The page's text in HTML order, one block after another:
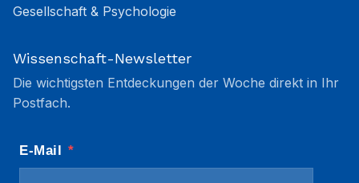
Gesellschaft & Psychologie
Wissenschaft-Newsletter
Die wichtigsten Entdeckungen der Woche direkt in Ihr
Postfach.